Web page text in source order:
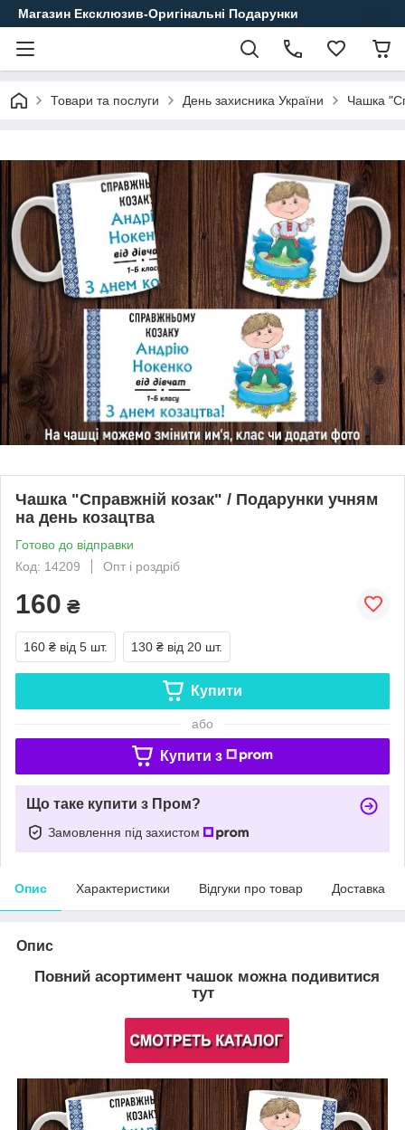
Магазин Ексклюзив-Оригінальні Подарунки
Товари та послуги День захисника України Чашка
Чашка "Справжній козак" / Подарунки учням
на день козацтва
Готово до відправки
Код: 14209
Опт і роздріб
160 ₴
160 ₴ від 5 шт. 130 ₴ від 20 шт.
Купити
або
Купити з
Що таке купити з Пром?
Замовлення під захистом
Опис Характеристики Відгуки про товар Доставка
Опис
Повний асортимент чашок можна подивитися
тут